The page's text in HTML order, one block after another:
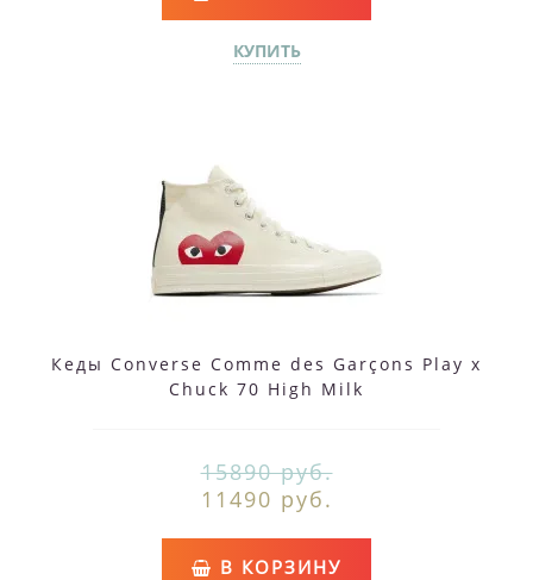
КУПИТЬ
Кеды Converse Comme des Garçons Play x
Chuck 70 High Milk
15890 руб.
11490 руб.
В КОРЗИНУ